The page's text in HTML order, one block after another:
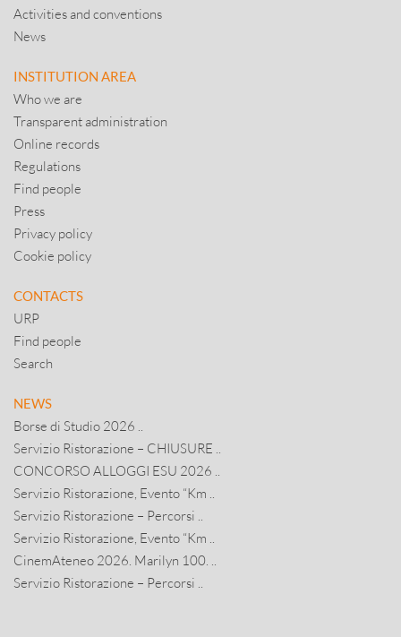
Activities and conventions
News
INSTITUTION AREA
Who we are
Transparent administration
Online records
Regulations
Find people
Press
Privacy policy
Cookie policy
CONTACTS
URP
Find people
Search
NEWS
Borse di Studio 2026 ..
Servizio Ristorazione – CHIUSURE ..
CONCORSO ALLOGGI ESU 2026 ..
Servizio Ristorazione, Evento “Km ..
Servizio Ristorazione – Percorsi ..
Servizio Ristorazione, Evento “Km ..
CinemAteneo 2026. Marilyn 100. ..
Servizio Ristorazione – Percorsi ..